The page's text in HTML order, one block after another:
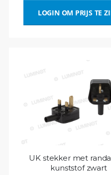
LOGIN OM PRIJS TE
UK stekker met
kunststof zwart